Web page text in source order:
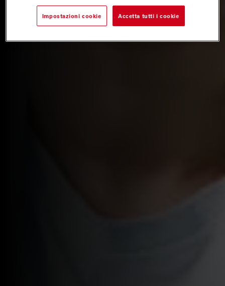
Impostazioni cookie Accetta tutti i cookie